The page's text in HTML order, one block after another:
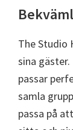
The Studio
sina
passar
samla
passa på